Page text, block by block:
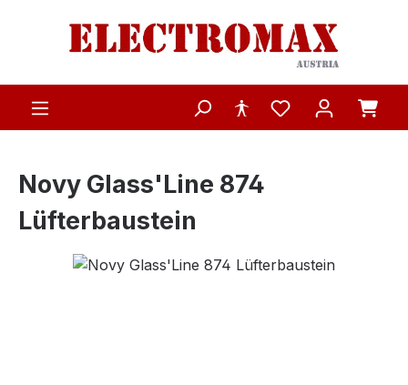
Zum Hauptinhalt springen
Novy Glass'Line 874
Lüfterbaustein
Bildergalerie überspringen